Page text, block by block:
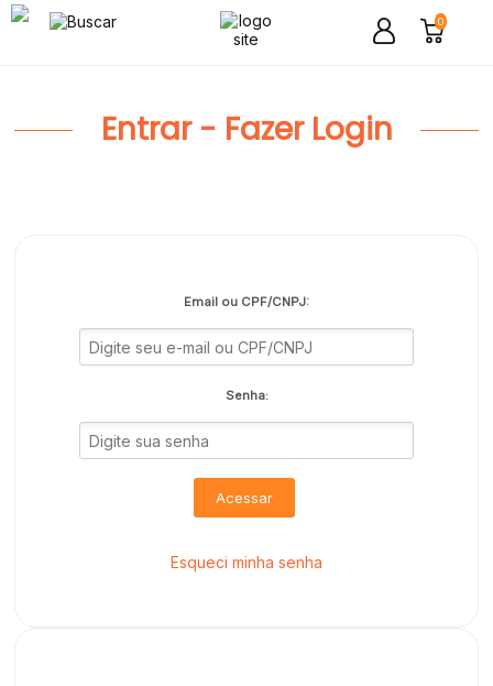
0
Entrar - Fazer Login
Email ou CPF/CNPJ:
Senha:
Acessar
Esqueci minha senha